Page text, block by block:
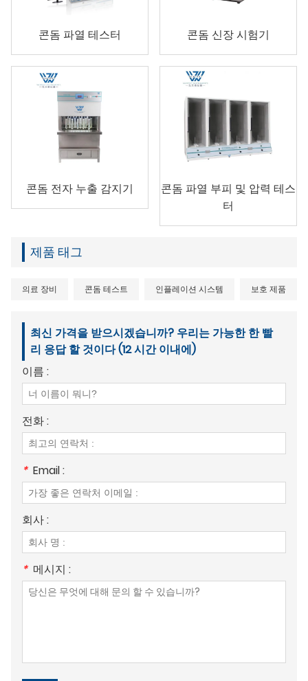
콘돔 파열 테스터 콘돔 신장 시험기
콘돔 전자 누출 감지기
콘돔 파열 부피 및 압력 테스
터
제품 태그
의료 장비 콘돔 테스트 인플레이션 시스템 보호 제품
최신 가격을 받으시겠습니까? 우리는 가능한 한 빨
리 응답 할 것이다 (12 시간 이내에)
이름 :
전화 :
* Email :
회사 :
* 메시지 :